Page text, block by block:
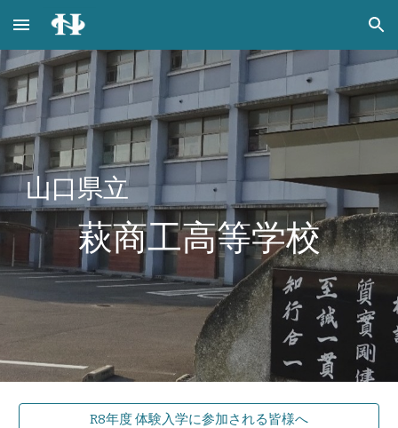
Skip to main content Skip to navigation
山口県立
萩商工高等学校
R8年度 体験入学に参加される皆様へ